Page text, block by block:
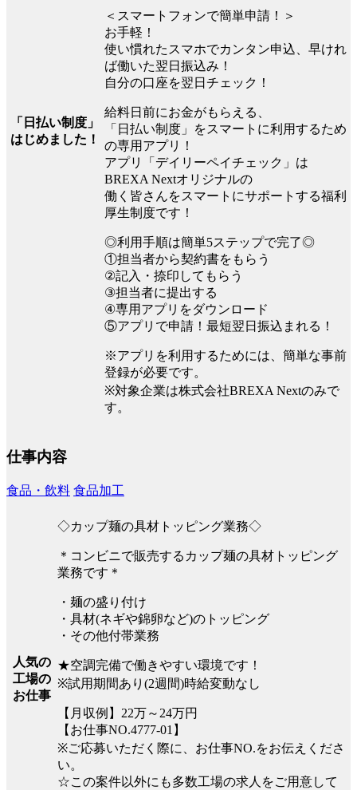
「日払い制度」
はじめました！
＜スマートフォンで簡単申請！＞
お手軽！
使い慣れたスマホでカンタン申込、早けれ
ば働いた翌日振込み！
自分の口座を翌日チェック！
給料日前にお金がもらえる、
「日払い制度」をスマートに利用するため
の専用アプリ！
アプリ「デイリーペイチェック」は
BREXA Nextオリジナルの
働く皆さんをスマートにサポートする福利
厚生制度です！
◎利用手順は簡単5ステップで完了◎
①担当者から契約書をもらう
②記入・捺印してもらう
③担当者に提出する
④専用アプリをダウンロード
⑤アプリで申請！最短翌日振込まれる！
※アプリを利用するためには、簡単な事前
登録が必要です。
※対象企業は株式会社BREXA Nextのみで
す。
仕事内容
食品・飲料 食品加工
人気の
工場の
お仕事
◇カップ麺の具材トッピング業務◇
＊コンビニで販売するカップ麺の具材トッピング
業務です＊
・麺の盛り付け
・具材(ネギや錦卵など)のトッピング
・その他付帯業務
★空調完備で働きやすい環境です！
※試用期間あり(2週間)時給変動なし
【月収例】22万～24万円
【お仕事NO.4777-01】
※ご応募いただく際に、お仕事NO.をお伝えくださ
い。
☆この案件以外にも多数工場の求人をご用意して